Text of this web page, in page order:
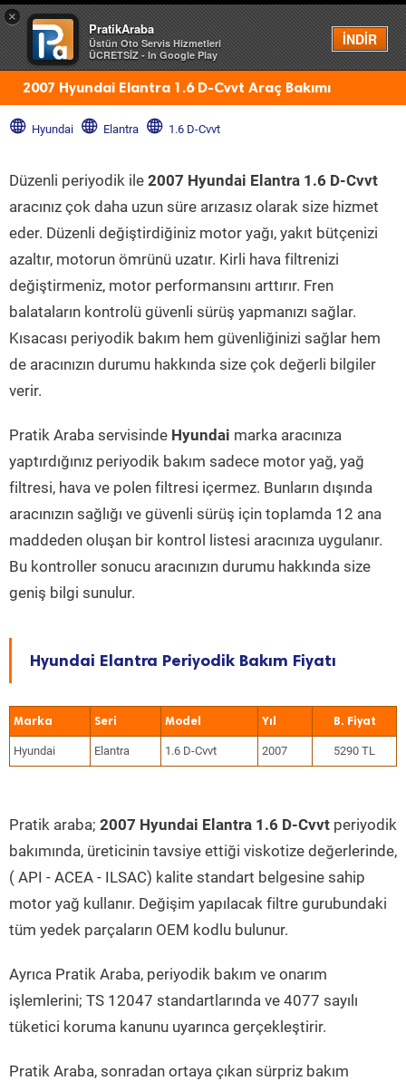
×
PratikAraba
Üstün Oto Servis Hizmetleri
ÜCRETSİZ - In Google Play
İNDİR
Menü
2007 Hyundai Elantra 1.6 D-Cvvt Araç Bakımı
Hyundai Elantra 1.6 D-Cvvt
Düzenli periyodik ile 2007 Hyundai Elantra 1.6 D-Cvvt
aracınız çok daha uzun süre arızasız olarak size hizmet
eder. Düzenli değiştirdiğiniz motor yağı, yakıt bütçenizi
azaltır, motorun ömrünü uzatır. Kirli hava filtrenizi
değiştirmeniz, motor performansını arttırır. Fren
balataların kontrolü güvenli sürüş yapmanızı sağlar.
Kısacası periyodik bakım hem güvenliğinizi sağlar hem
de aracınızın durumu hakkında size çok değerli bilgiler
verir.
Pratik Araba servisinde Hyundai marka aracınıza
yaptırdığınız periyodik bakım sadece motor yağ, yağ
filtresi, hava ve polen filtresi içermez. Bunların dışında
aracınızın sağlığı ve güvenli sürüş için toplamda 12 ana
maddeden oluşan bir kontrol listesi aracınıza uygulanır.
Bu kontroller sonucu aracınızın durumu hakkında size
geniş bilgi sunulur.
Hyundai Elantra Periyodik Bakım Fiyatı
Marka Seri Model Yıl
Hyundai Elantra 1.6 D-Cvvt 2007 5290 TL
Pratik araba; 2007 Hyundai Elantra 1.6 D-Cvvt periyodik
bakımında, üreticinin tavsiye ettiği viskotize değerlerinde,
( API - ACEA - ILSAC) kalite standart belgesine sahip
motor yağ kullanır. Değişim yapılacak filtre gurubundaki
tüm yedek parçaların OEM kodlu bulunur.
Ayrıca Pratik Araba, periyodik bakım ve onarım
işlemlerini; TS 12047 standartlarında ve 4077 sayılı
tüketici koruma kanunu uyarınca gerçekleştirir.
Pratik Araba, sonradan ortaya çıkan sürpriz bakım